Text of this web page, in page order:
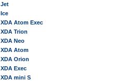
Jet
Ice
XDA Atom Exec
XDA Trion
XDA Neo
XDA Atom
XDA Orion
XDA Exec
XDA mini S